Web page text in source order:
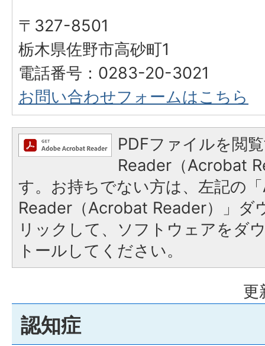
〒327-8501
栃木県佐野市高砂町1
電話番号：0283-20-3021
お問い合わせフォームはこちら
PDFファイルを閲
Reader（Acrobat
す。お持ちでない方は、左記の
Reader（Acrobat Reader）」ダ
リックして、ソフトウェアをダ
トールしてください。
更
認知症